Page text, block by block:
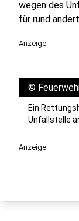
wegen des
für rund
Anzeige
©
Ein
Unfallstelle
Anzeige